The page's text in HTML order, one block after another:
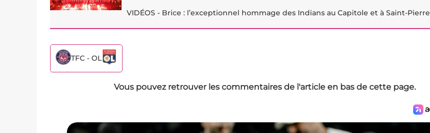
VIDÉOS - Brice : l’exceptionnel hommage des Indians au Capitole et à Saint-Pierre
TFC - OL
Vous pouvez retrouver les commentaires de l'article en bas de cette page.